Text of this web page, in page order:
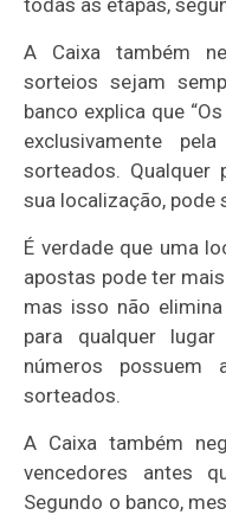
A Caixa também
sorteios sejam
banco explica que
exclusivamente
sorteados. Qualquer
sua localização, pode
É verdade que uma
apostas pode ter
mas isso não
para qualquer
números possuem
sorteados.
A Caixa também
vencedores antes
Segundo o banco,